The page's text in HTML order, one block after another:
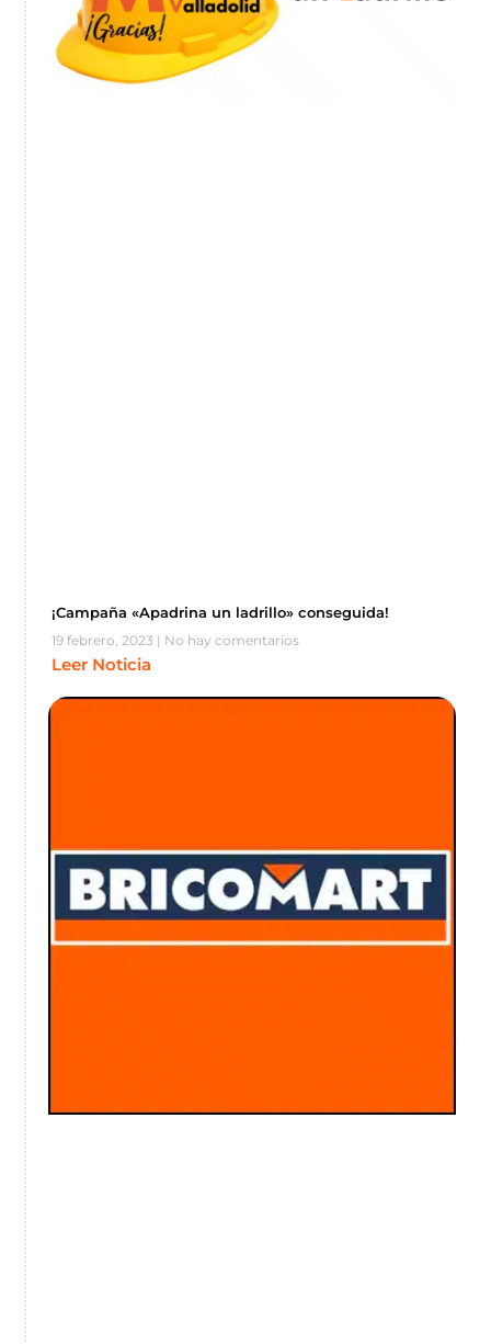
¡Campaña «Apadrina un ladrillo» conseguida!
19 febrero, 2023 No hay comentarios
Leer Noticia